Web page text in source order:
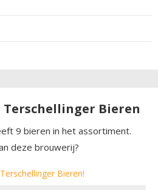
Bieren
9 bieren in het assortiment.
deze brouwerij?
Bieren!